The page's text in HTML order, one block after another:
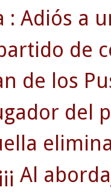
: Adiós a
de
de los
del
Al